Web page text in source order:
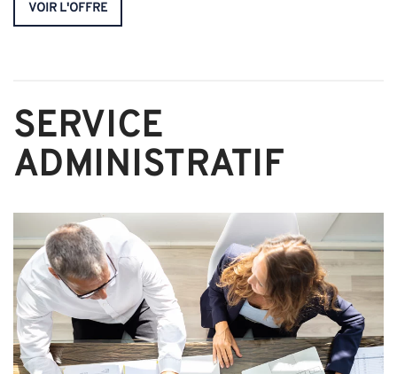
VOIR L'OFFRE
SERVICE
ADMINISTRATIF